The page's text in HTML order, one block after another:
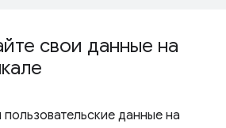
свои данные на
данные на